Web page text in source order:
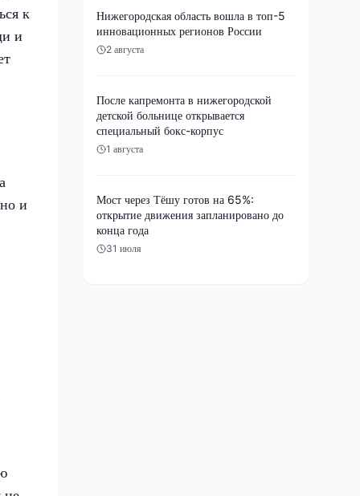
к
и
и
Нижегородская область вошла в топ-5
инновационных регионов России
2 августа
После капремонта в нижегородской
детской больнице открывается
специальный бокс-корпус
1 августа
Мост через Тёшу готов на 65%:
открытие движения запланировано до
конца года
31 июля